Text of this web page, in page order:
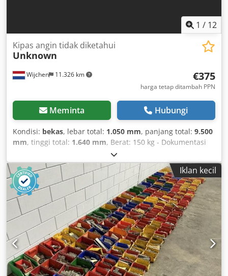
1 / 12
Wijchen 11.326 km
Kipas angin tidak diketahui
Unknown
€375
harga tetap ditambah PPN
Meminta Hubungi
Kondisi: bekas, lebar total: 1.050 mm, panjang total: 9.500
mm, tinggi total: 1.640 mm, Berat: 150 kg - Dokumentasi
tersedia: Tidak - Sertifikat CE tersedia: Tidak - Daya mesin
utama [kW]: 2,2 - Diameter sambungan [mm]: 400 -
Diameter keluaran [mm]: 350 - Daya [kW]: 22,0 - Dimensi
pengangkutan: 9500 mm x 1050 mm x 1640 mm (p x l x t) -
Berat pengangkutan [kg]: 150 kg - Paket pengangkutan
[unit]: 1 Informasi keuangan Pajak Pertambahan Nilai:
Harga yang tertera belum termasuk Pajak Pertambahan
Nilai Pajak Pertambahan Nilai/Pajak atas Perbedaan: Pajak
Pertambahan Nilai dapat dikurangkan untuk pengusaha
Cedoxzz T Eopfx Al Sjrf Pengiriman dan penerimaan
barang bekas dapat dilakukan kapan saja untuk semua
produk dari sektor industri Yorick Diebels
Iklan kecil